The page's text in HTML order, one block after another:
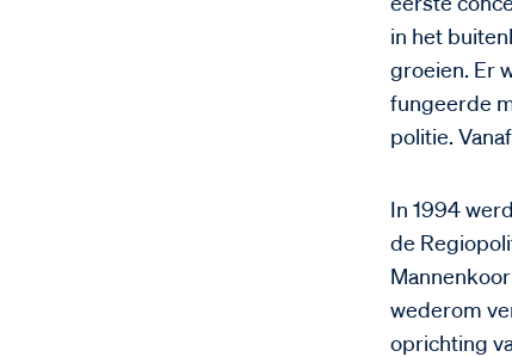
eerste
in het
groeien. Er
fungeerde
politie.
In 1994
de
wederom
oprichting